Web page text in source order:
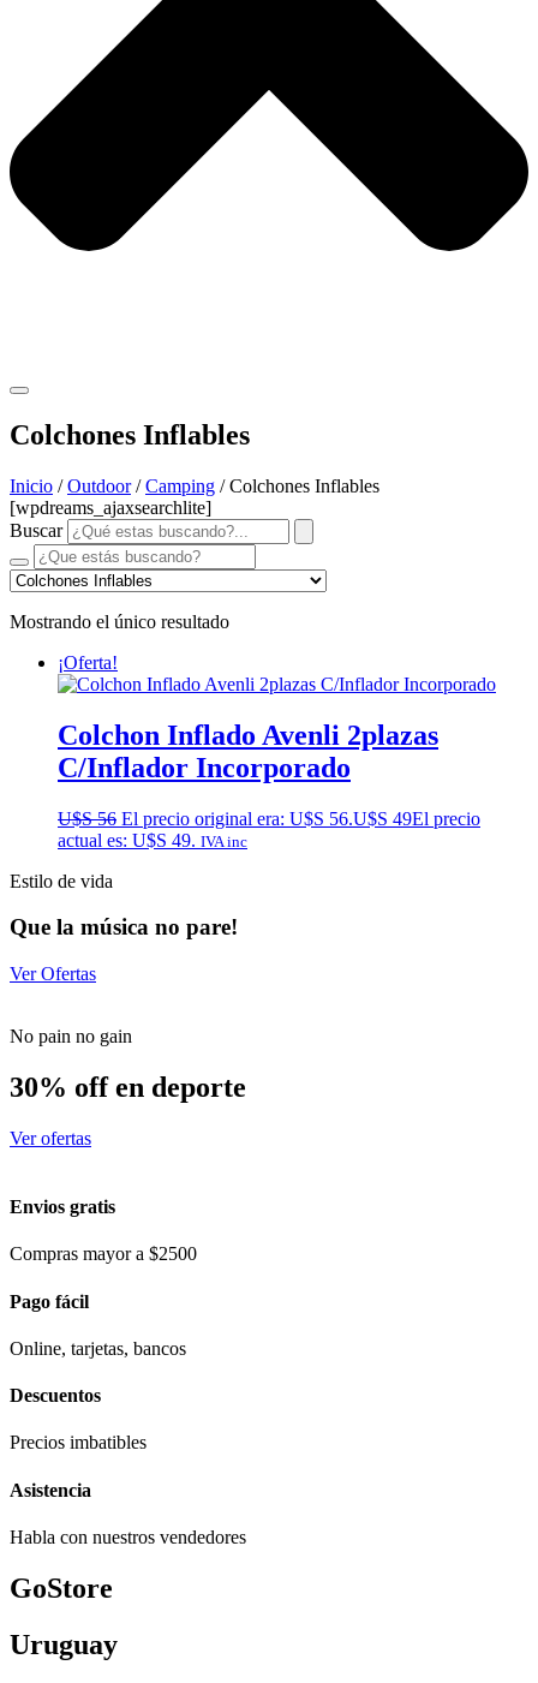
Colchones Inflables
Inicio /Outdoor/Camping / Colchones Inflables
[wpdreams_ajaxsearchlite]
Buscar
Mostrando el único resultado
¡Oferta!
Colchon Inflado Avenli 2plazas
C/Inflador Incorporado
U$S56 El precio original era: U$S 56.U$S 49El precio
actual es: U$S 49. IVA inc
Estilo de vida
Que la música no pare!
Ver Ofertas
No pain no gain
30% off en deporte
Ver ofertas
Envios gratis
Compras mayor a $2500
Pago fácil
Online, tarjetas, bancos
Descuentos
Precios imbatibles
Asistencia
Habla con nuestros vendedores
GoStore
Uruguay